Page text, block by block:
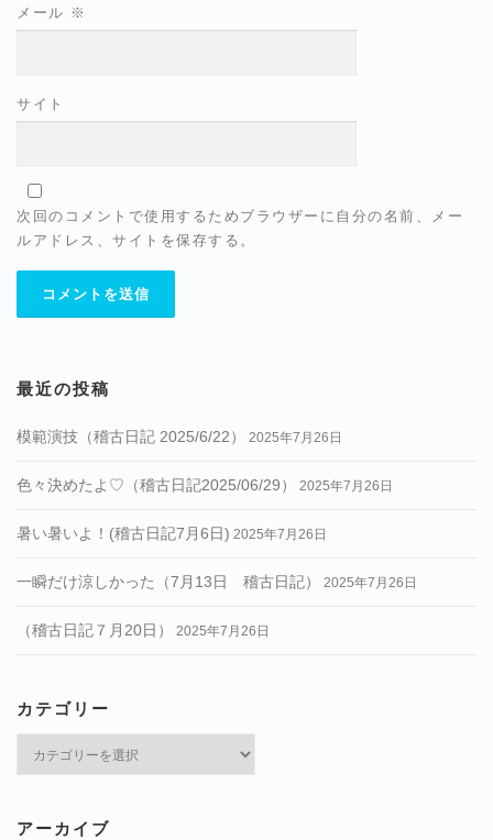
メール ※
サイト
次回のコメントで使用するためブラウザーに自分の名前、メー
ルアドレス、サイトを保存する。
最近の投稿
模範演技（稽古日記 2025/6/22） 2025年7月26日
色々決めたよ♡（稽古日記2025/06/29） 2025年7月26日
暑い暑いよ！(稽古日記7月6日) 2025年7月26日
一瞬だけ涼しかった（7月13日 稽古日記） 2025年7月26日
（稽古日記７月20日） 2025年7月26日
カテゴリー
ー
アーカイブ